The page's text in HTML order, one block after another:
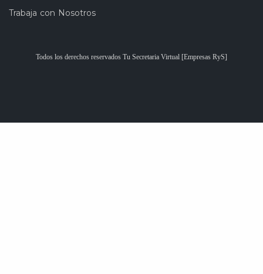
Trabaja con Nosotros
Todos los derechos reservados Tu Secretaria Virtual [Empresas RyS]